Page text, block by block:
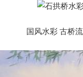
国风水彩 古桥